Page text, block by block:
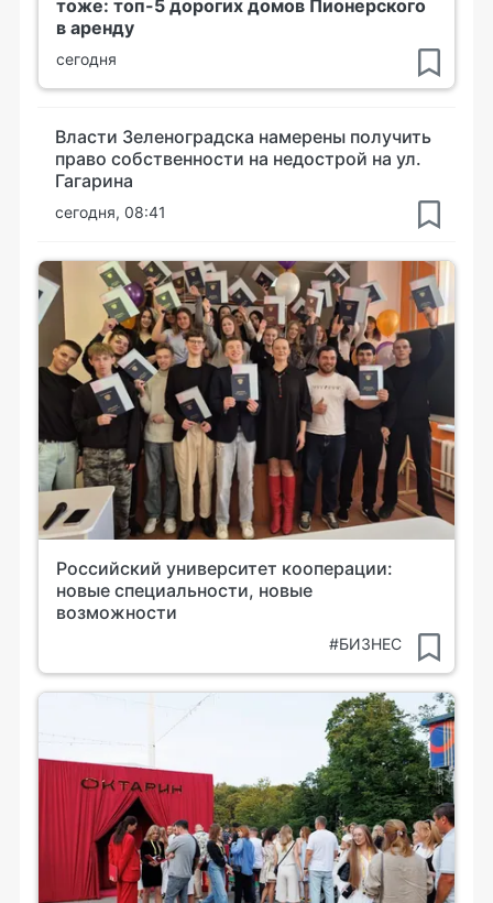
тоже: топ-5 дорогих домов Пионерского
в аренду
сегодня
Власти Зеленоградска намерены получить
право собственности на недострой на ул.
Гагарина
сегодня, 08:41
Российский университет кооперации:
новые специальности, новые
возможности
#БИЗНЕС